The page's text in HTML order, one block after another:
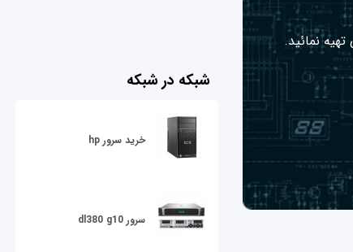
نمائید.
شبکه در شبکه
خرید سرور hp
سرور dl380 g10